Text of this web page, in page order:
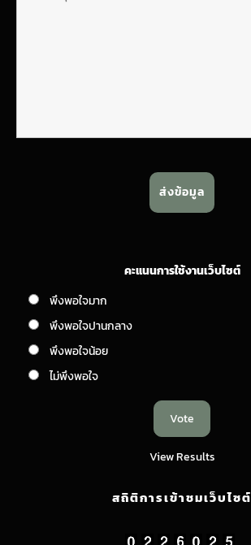
คะแนนการใช้งานเว็บไซต์
พึงพอใจมาก
พึงพอใจปานกลาง
พึงพอใจน้อย
ไม่พึงพอใจ
View Results
สถิติการเข้าชมเว็บไซต์